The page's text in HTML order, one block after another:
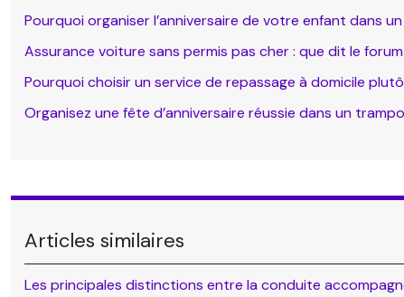
Pourquoi organiser l’anniversaire de votre enfant dans
Assurance voiture sans permis pas cher : que dit le
Pourquoi choisir un service de repassage à domicile
Organisez une fête d’anniversaire réussie dans un
Articles similaires
Les principales distinctions entre la conduite